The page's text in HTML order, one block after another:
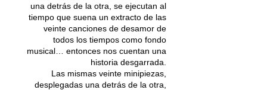
una detrás de la otra, se ejecutan al
tiempo que suena un extracto de las
veinte canciones de desamor de
todos los tiempos como fondo
musical… entonces nos cuentan una
historia desgarrada.
Las mismas veinte minipiezas,
desplegadas una detrás de la otra,